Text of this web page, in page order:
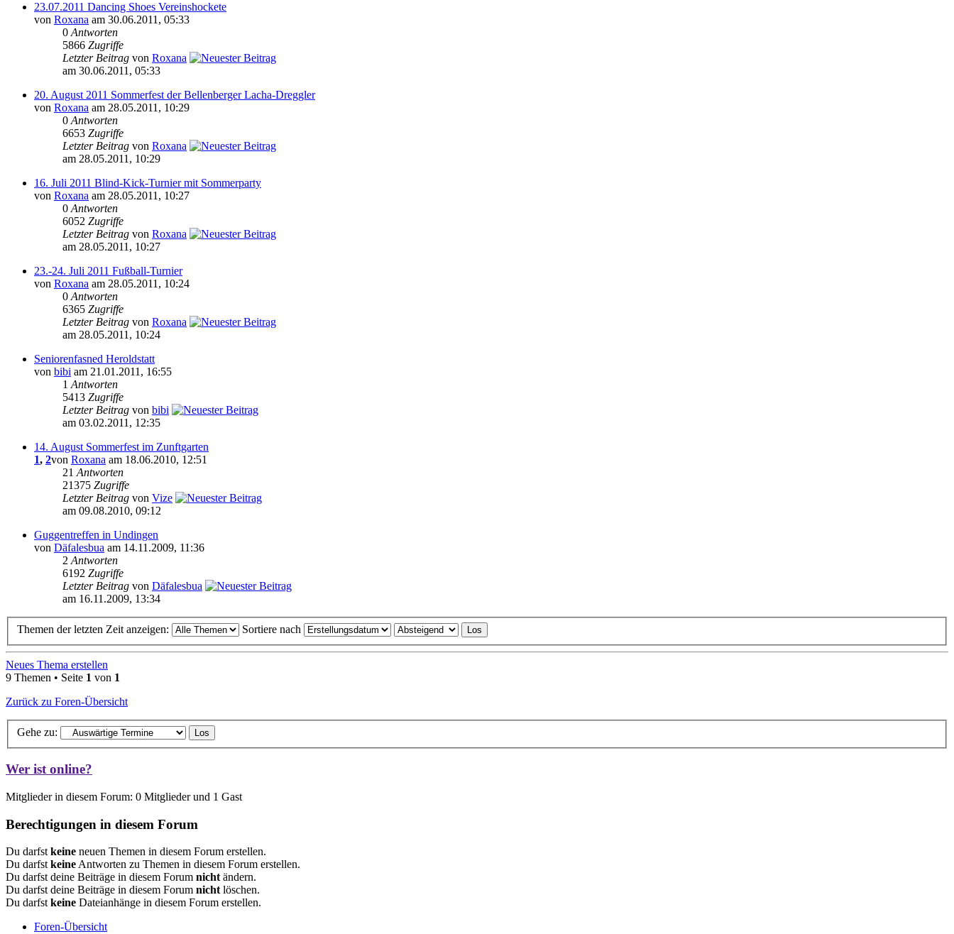
23.07.2011 Dancing Shoes Vereinshockete
von Roxana am 30.06.2011, 05:33
0Antworten
5866 Zugriffe
Letzter Beitrag von Roxana
am 30.06.2011, 05:33
20. August 2011 Sommerfest der Bellenberger Lacha-Dreggler
von Roxana am 28.05.2011, 10:29
0Antworten
6653 Zugriffe
Letzter Beitrag von Roxana
am 28.05.2011, 10:29
16. Juli 2011 Blind-Kick-Turnier mit Sommerparty
von Roxana am 28.05.2011, 10:27
0Antworten
6052 Zugriffe
Letzter Beitrag von Roxana
am 28.05.2011, 10:27
23.-24. Juli 2011 Fußball-Turnier
von Roxana am 28.05.2011, 10:24
0Antworten
6365 Zugriffe
Letzter Beitrag von Roxana
am 28.05.2011, 10:24
Seniorenfasned Heroldstatt
von bibi am 21.01.2011, 16:55
1Antworten
5413 Zugriffe
Letzter Beitrag von bibi
am 03.02.2011, 12:35
14. August Sommerfest im Zunftgarten
1, 2von Roxana am 18.06.2010, 12:51
21Antworten
21375 Zugriffe
Letzter Beitrag von Vize
am 09.08.2010, 09:12
Guggentreffen in Undingen
von Däfalesbua am 14.11.2009, 11:36
2Antworten
6192 Zugriffe
Letzter Beitrag von Däfalesbua
am 16.11.2009, 13:34
Themen der letzten Zeit anzeigen: Sortiere nach
Neues Thema erstellen
9 Themen • Seite 1 von 1
Zurück zu Foren-Übersicht
Gehe zu:
Wer ist online?
Mitglieder in diesem Forum: 0 Mitglieder und 1 Gast
Berechtigungen in diesem Forum
Du darfstkeine neuen Themen in diesem Forum erstellen.
Du darfstkeineAntworten zu Themen in diesem Forum erstellen.
Du darfst deine Beiträge in diesem Forum nichtändern.
Du darfst deine Beiträge in diesem Forum nichtlöschen.
Du darfstkeine Dateianhänge in diesem Forum erstellen.
Foren-Übersicht